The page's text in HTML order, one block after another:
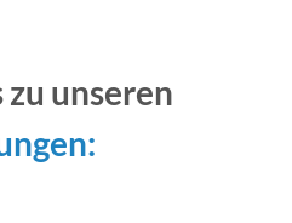
unseren